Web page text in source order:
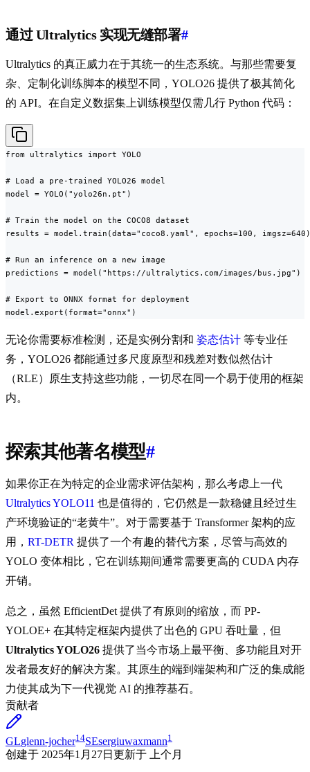
通过 Ultralytics 实现无缝部署#
Ultralytics 的真正威力在于其统一的生态系统。与那些需要复
杂、定制化训练脚本的模型不同，YOLO26 提供了极其简化
的 API。在自定义数据集上训练模型仅需几行 Python 代码：
from ultralytics import YOLO
# Load a pre-trained YOLO26 model
model = YOLO("yolo26n.pt")
# Train the model on the COCO8 dataset
results = model.train(data="coco8.yaml", epochs=100, imgsz=640)
# Run an inference on a new image
predictions = model("https://ultralytics.com/images/bus.jpg")
# Export to ONNX format for deployment
model.export(format="onnx")
无论你需要标准检测，还是实例分割和 姿态估计 等专业任
务，YOLO26 都能通过多尺度原型和残差对数似然估计
（RLE）原生支持这些功能，一切尽在同一个易于使用的框架
内。
探索其他著名模型#
如果你正在为特定的企业需求评估架构，那么考虑上一代
Ultralytics YOLO11 也是值得的，它仍然是一款稳健且经过生
产环境验证的“老黄牛”。对于需要基于 Transformer 架构的应
用， RT-DETR 提供了一个有趣的替代方案，尽管与高效的
YOLO 变体相比，它在训练期间通常需要更高的 CUDA 内存
开销。
总之，虽然 EfficientDet 提供了有原则的缩放，而 PP-
YOLOE+ 在其特定框架内提供了出色的 GPU 吞吐量，但
Ultralytics YOLO26 提供了当今市场上最平衡、多功能且对开
发者最友好的解决方案。其原生的端到端架构和广泛的集成能
力使其成为下一代视觉 AI 的推荐基石。
贡献者
GLglenn-jocher14SEsergiuwaxmann1
创建于 2025年1月27日 更新于 上个月